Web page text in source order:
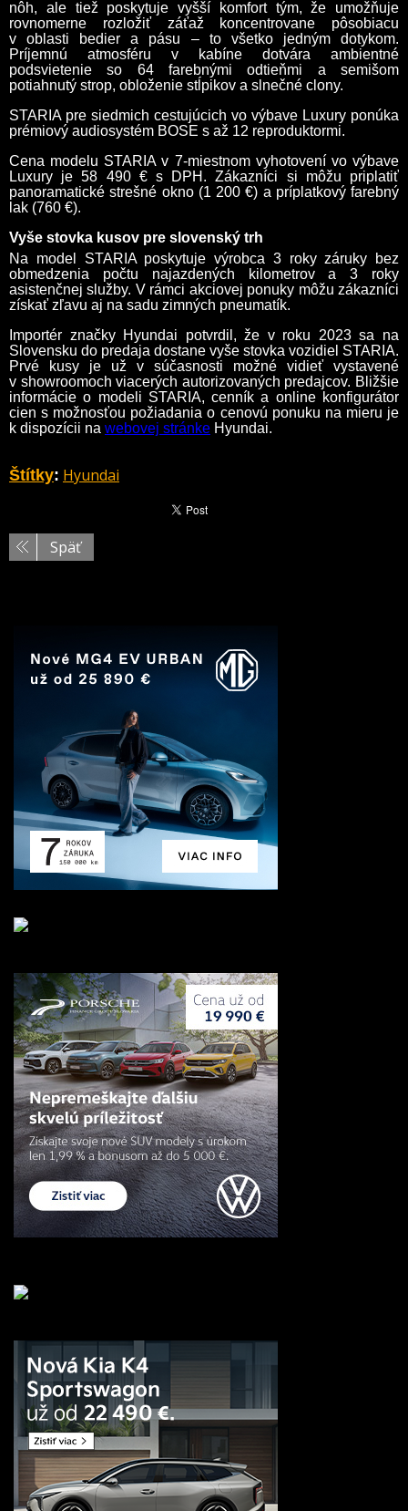
nôh, ale tiež poskytuje vyšší komfort tým, že umožňuje
rovnomerne rozložiť záťaž koncentrovane pôsobiacu
v oblasti bedier a pásu – to všetko jedným dotykom.
Príjemnú atmosféru v kabíne dotvára ambientné
podsvietenie so 64 farebnými odtieňmi a semišom
potiahnutý strop, obloženie stĺpikov a slnečné clony.
STARIA pre siedmich cestujúcich vo výbave Luxury ponúka
prémiový audiosystém BOSE s až 12 reproduktormi.
Cena modelu STARIA v 7-miestnom vyhotovení vo výbave
Luxury je 58 490 € s DPH. Zákazníci si môžu priplatiť
panoramatické strešné okno (1 200 €) a príplatkový farebný
lak (760 €).
Vyše stovka kusov pre slovenský trh
Na model STARIA poskytuje výrobca 3 roky záruky bez
obmedzenia počtu najazdených kilometrov a 3 roky
asistenčnej služby. V rámci akciovej ponuky môžu zákazníci
získať zľavu aj na sadu zimných pneumatík.
Importér značky Hyundai potvrdil, že v roku 2023 sa na
Slovensku do predaja dostane vyše stovka vozidiel STARIA.
Prvé kusy je už v súčasnosti možné vidieť vystavené
v showroomoch viacerých autorizovaných predajcov. Bližšie
informácie o modeli STARIA, cenník a online konfigurátor
cien s možnosťou požiadania o cenovú ponuku na mieru je
k dispozícii na webovej stránke Hyundai.
Štítky: Hyundai
Späť